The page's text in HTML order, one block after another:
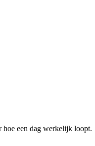
hoe een dag werkelijk loopt.